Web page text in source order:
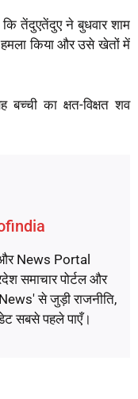
कि तेंदुएतेंदुए ने बुधवार शाम
किया और उसे खेतों में
का क्षत-विक्षत शव
News Portal
समाचार पोर्टल और
से जुड़ी राजनीति,
सबसे पहले पाएँ।